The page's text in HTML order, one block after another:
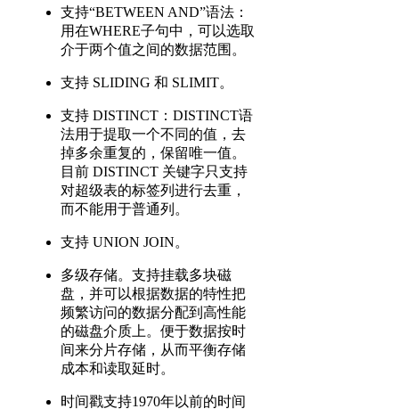
支持“BETWEEN AND”语法：
用在WHERE子句中，可以选取
介于两个值之间的数据范围。
支持 SLIDING 和 SLIMIT。
支持 DISTINCT：DISTINCT语
法用于提取一个不同的值，去
掉多余重复的，保留唯一值。
目前 DISTINCT 关键字只支持
对超级表的标签列进行去重，
而不能用于普通列。
支持 UNION JOIN。
多级存储。支持挂载多块磁
盘，并可以根据数据的特性把
频繁访问的数据分配到高性能
的磁盘介质上。便于数据按时
间来分片存储，从而平衡存储
成本和读取延时。
时间戳支持1970年以前的时间